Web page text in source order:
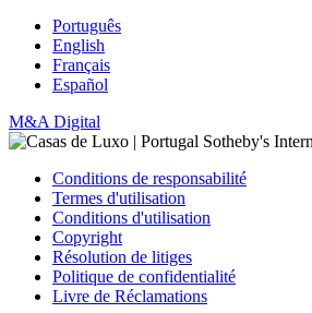
Português
English
Français
Español
M&A Digital
Conditions de responsabilité
Termes d'utilisation
Conditions d'utilisation
Copyright
Résolution de litiges
Politique de confidentialité
Livre de Réclamations